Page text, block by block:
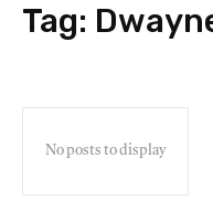
Tag:
No posts to display